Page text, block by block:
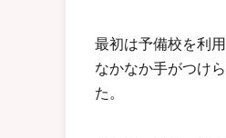
最初は予備校を利
なかなか手がつけ
た。